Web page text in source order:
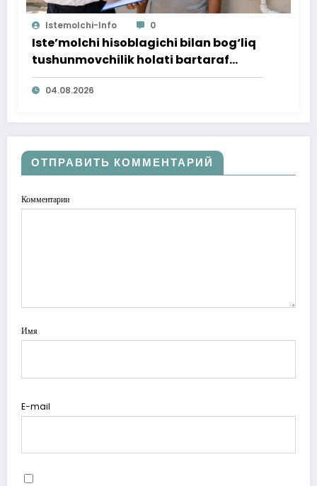
Istemolchi-Info 0
Iste’molchi hisoblagichi bilan bog‘liq
tushunmovchilik holati bartaraf
qilindi
04.08.2026
ОТПРАВИТЬ КОММЕНТАРИЙ
Комментарии
Имя
E-mail